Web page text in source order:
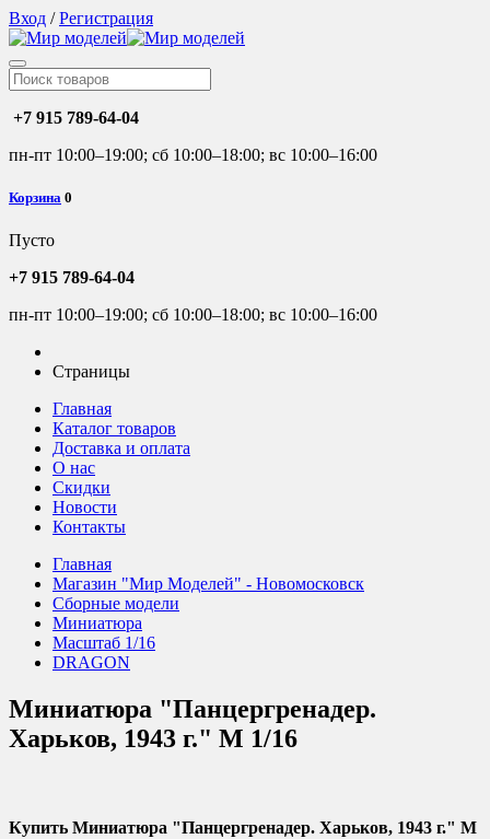
Вход /Регистрация
+7 915 789-64-04
пн-пт 10:00–19:00; сб 10:00–18:00; вс 10:00–16:00
Корзина 0
Пусто
+7 915 789-64-04
пн-пт 10:00–19:00; сб 10:00–18:00; вс 10:00–16:00
Страницы
Главная
Каталог товаров
Доставка и оплата
О нас
Скидки
Новости
Контакты
Главная
Магазин "Мир Моделей" - Новомосковск
Сборные модели
Миниатюра
Масштаб 1/16
DRAGON
Миниатюра "Панцергренадер.
Харьков, 1943 г." М 1/16
Купить Миниатюра "Панцергренадер. Харьков, 1943 г." М